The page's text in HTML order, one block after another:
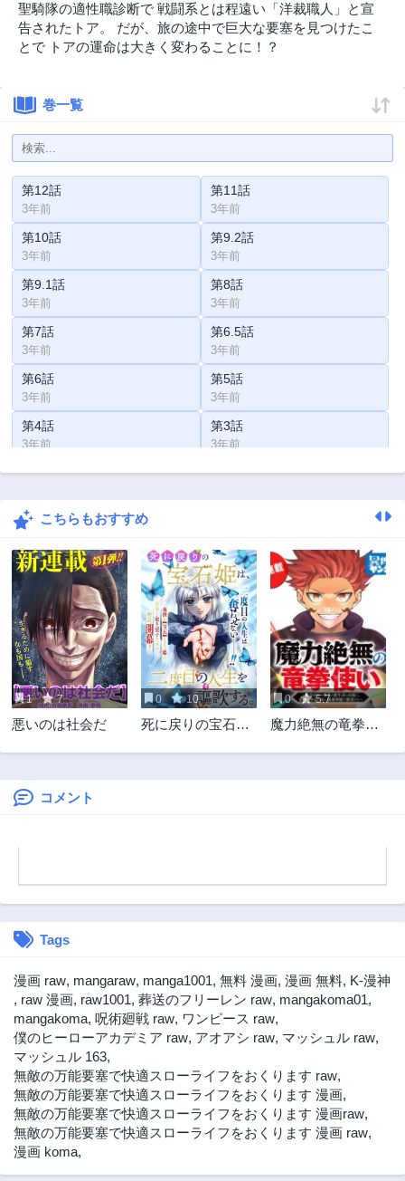
聖騎隊の適性職診断で 戦闘系とは程遠い「洋裁職人」と宣
告されたトア。 だが、旅の途中で巨大な要塞を見つけたこ
とで トアの運命は大きく変わることに！？
巻一覧
第12話
3年前
第11話
3年前
第10話
3年前
第9.2話
3年前
第9.1話
3年前
第8話
3年前
第7話
3年前
第6.5話
3年前
第6話
3年前
第5話
3年前
第4話
3年前
第3話
3年前
第2.2話 第2.1話
第1話こちらもおすすめ
1 7
悪いのは社会だ
0 10
死に戻りの宝石姫
0 5.7
魔力絶無の竜拳使
故に、友達を作る
コメント
Tags
漫画 raw, mangaraw, manga1001, 無料 漫画, 漫画 無料, K-漫神
, raw 漫画, raw1001, 葬送のフリーレン raw, mangakoma01,
mangakoma, 呪術廻戦 raw, ワンピース raw,
僕のヒーローアカデミア raw, アオアシ raw, マッシュル raw,
マッシュル 163,
無敵の万能要塞で快適スローライフをおくります raw,
無敵の万能要塞で快適スローライフをおくります 漫画,
無敵の万能要塞で快適スローライフをおくります 漫画raw,
無敵の万能要塞で快適スローライフをおくります 漫画 raw,
漫画 koma,